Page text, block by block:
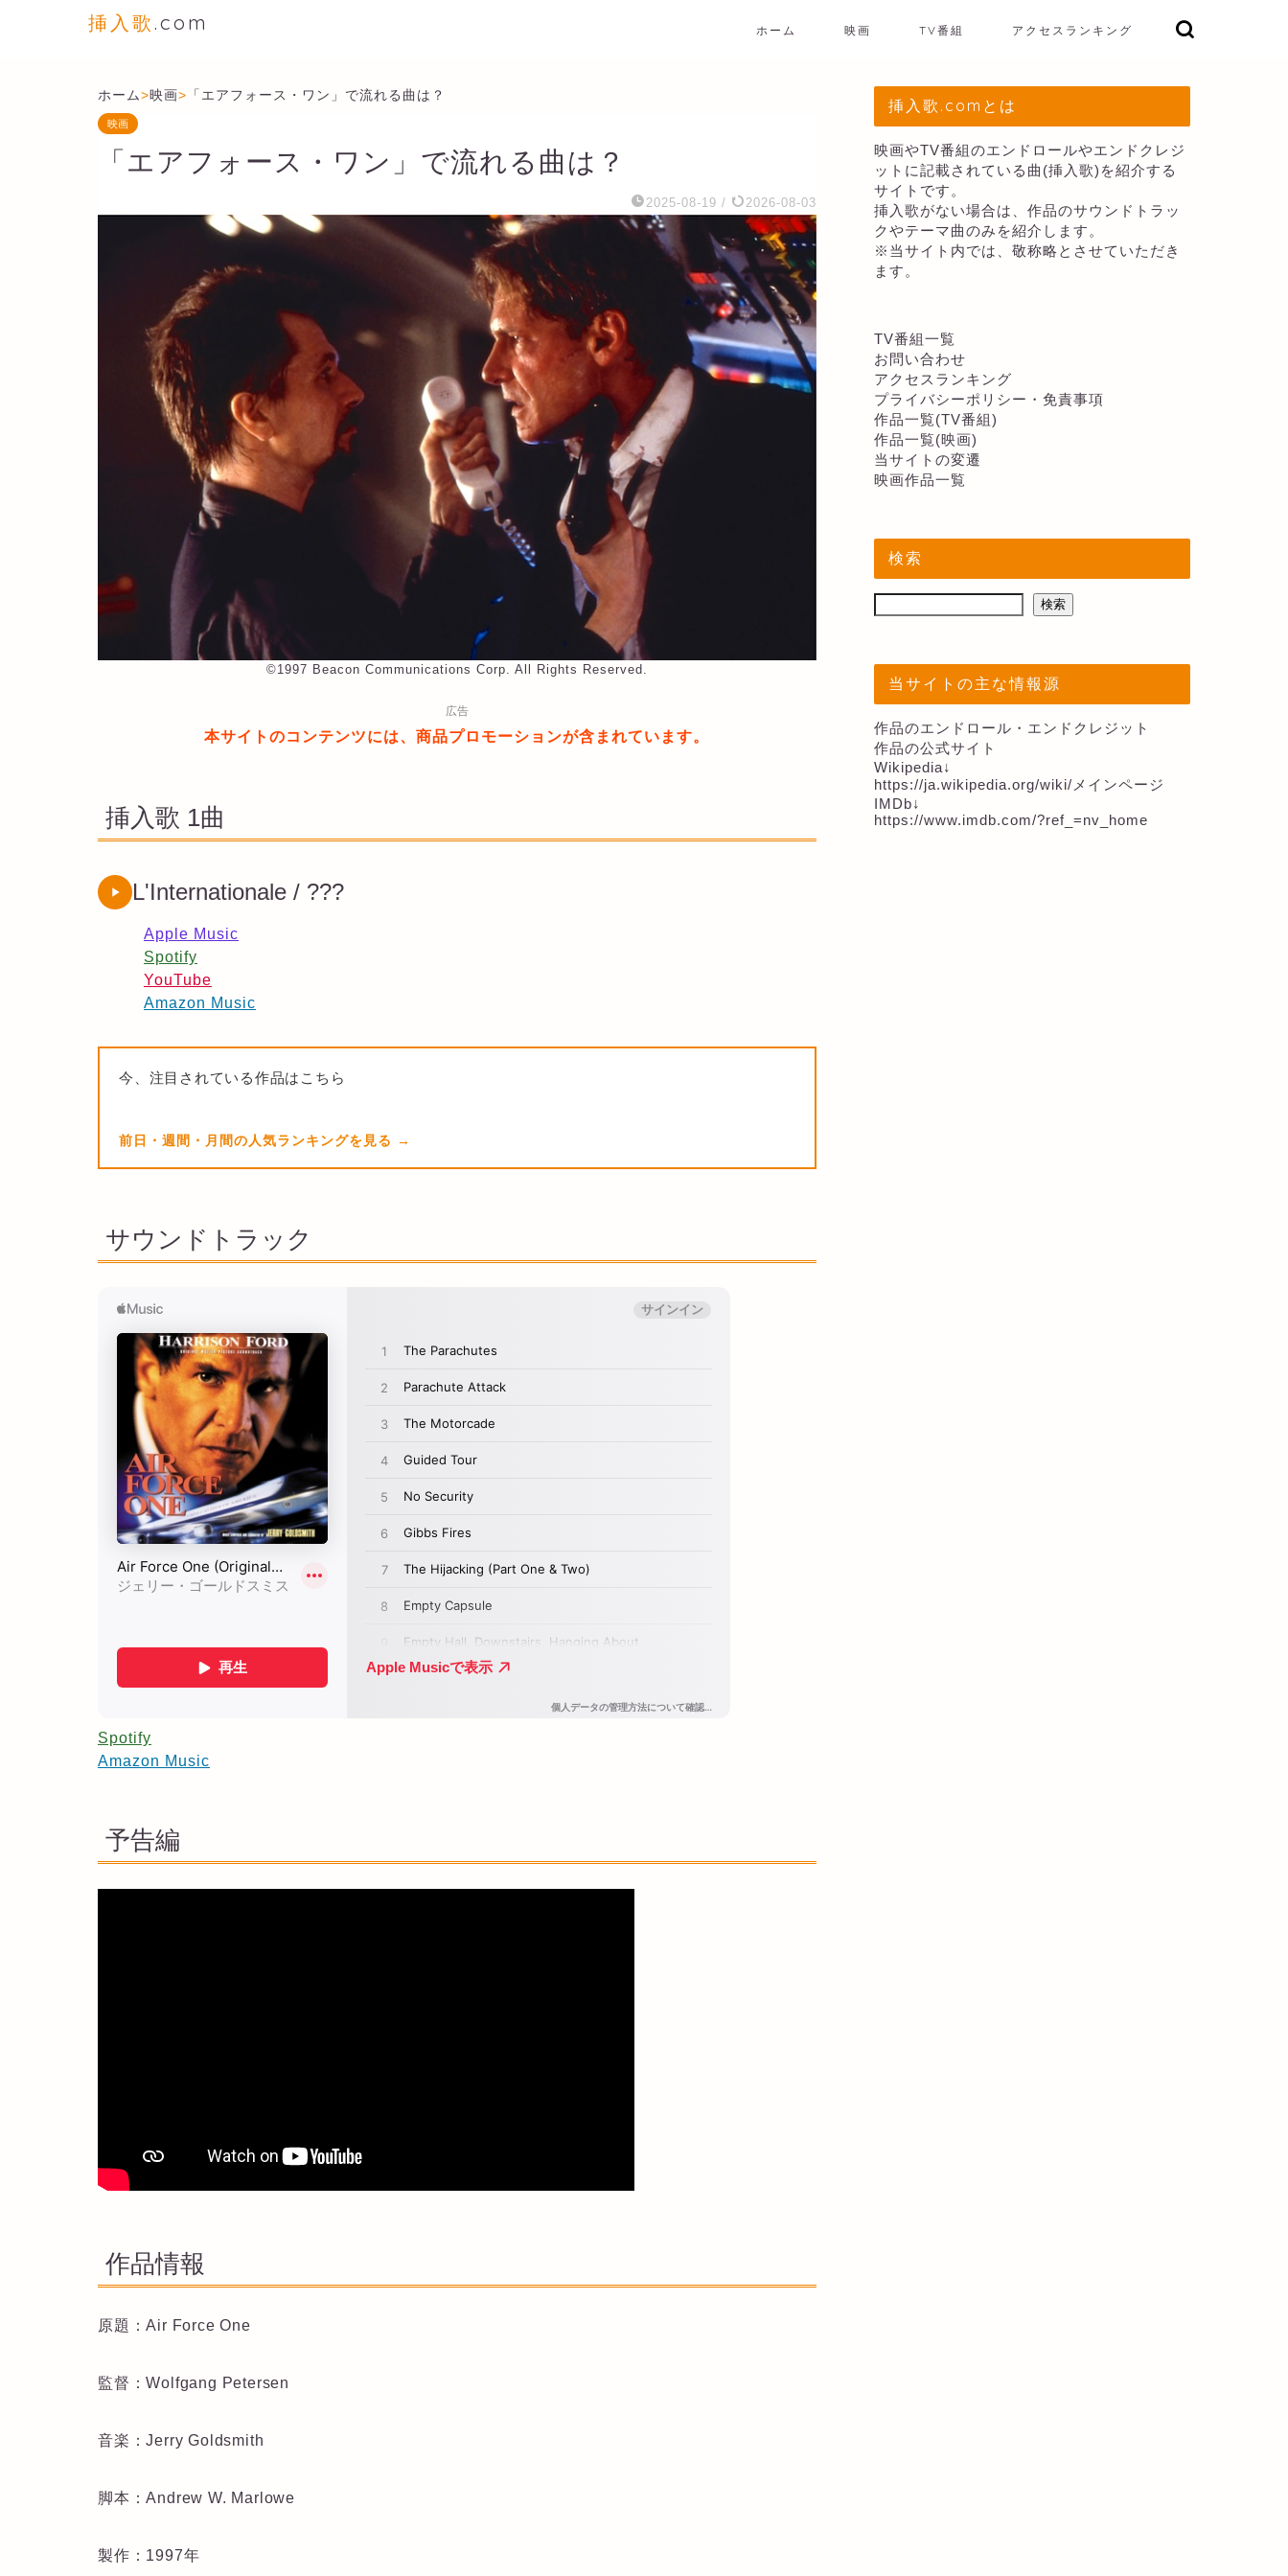
挿入歌.com ホーム 映画 TV番組 アクセスランキング
ホーム>映画> 「エアフォース・ワン」で流れる曲は？
映画
「エアフォース・ワン」で流れる曲は？
2025-08-19 / 2026-08-03
©︎1997 Beacon Communications Corp. All Rights Reserved.
広告
本サイトのコンテンツには、商品プロモーションが含まれています。
挿入歌 1曲
L'Internationale / ???
Apple Music
Spotify
YouTube
Amazon Music
今、注目されている作品はこちら
前日・週間・月間の人気ランキングを見る
サウンドトラック
Spotify
Amazon Music
予告編
作品情報
原題：Air Force One
監督：Wolfgang Petersen
音楽：Jerry Goldsmith
脚本：Andrew W. Marlowe
製作：1997年
挿入歌.comとは
映画やTV番組のエンドロールやエンドクレジ
ットに記載されている曲(挿入歌)を紹介する
サイトです。
挿入歌がない場合は、作品のサウンドトラッ
クやテーマ曲のみを紹介します。
※当サイト内では、敬称略とさせていただき
ます。
TV番組一覧
お問い合わせ
アクセスランキング
プライバシーポリシー・免責事項
作品一覧(TV番組)
作品一覧(映画)
当サイトの変遷
映画作品一覧
検索
検索
当サイトの主な情報源
作品のエンドロール・エンドクレジット
作品の公式サイト
Wikipedia↓
https://ja.wikipedia.org/wiki/メインページ
IMDb↓
https://www.imdb.com/?ref_=nv_home